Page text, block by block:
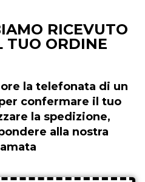
RICEVUTO
TUO ORDINE
la telefonata di un
confermare il tuo
la spedizione,
alla nostra